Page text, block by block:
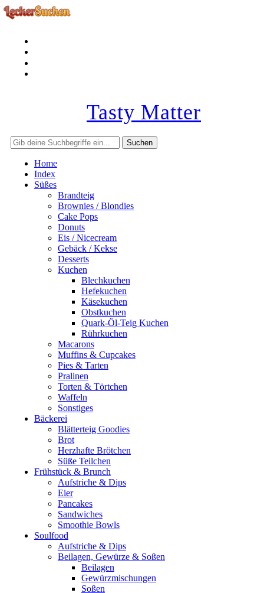
Tasty Matter
Home
Index
Süßes
Brandteig
Brownies / Blondies
Cake Pops
Donuts
Eis / Nicecream
Gebäck / Kekse
Desserts
Kuchen
Blechkuchen
Hefekuchen
Käsekuchen
Obstkuchen
Quark-Öl-Teig Kuchen
Rührkuchen
Macarons
Muffins & Cupcakes
Pies & Tarten
Pralinen
Torten & Törtchen
Waffeln
Sonstiges
Bäckerei
Blätterteig Goodies
Brot
Herzhafte Brötchen
Süße Teilchen
Frühstück & Brunch
Aufstriche & Dips
Eier
Pancakes
Sandwiches
Smoothie Bowls
Soulfood
Aufstriche & Dips
Beilagen, Gewürze & Soßen
Beilagen
Gewürzmischungen
Soßen